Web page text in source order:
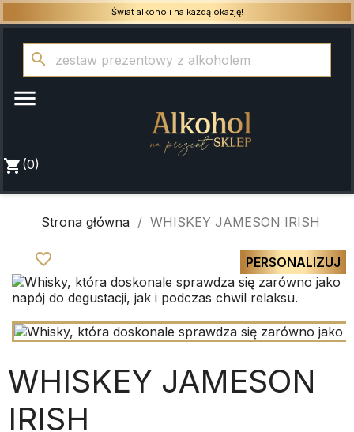
Świat alkoholi na każdą okazję!
search

shopping_cart (0)
Strona główna WHISKEY JAMESON IRISH
favorite_border PERSONALIZUJ
WHISKEY JAMESON
IRISH